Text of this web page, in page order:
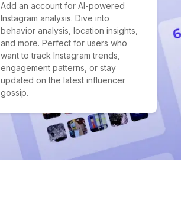
Add an account for AI-powered
Instagram analysis. Dive into
behavior analysis, location insights,
and more. Perfect for users who
want to track Instagram trends,
engagement patterns, or stay
updated on the latest influencer
gossip.